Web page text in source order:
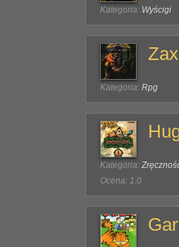
Kategoria: Wyścigi
Kategoria: Rpg
Kategoria:
Ocena: 1.0